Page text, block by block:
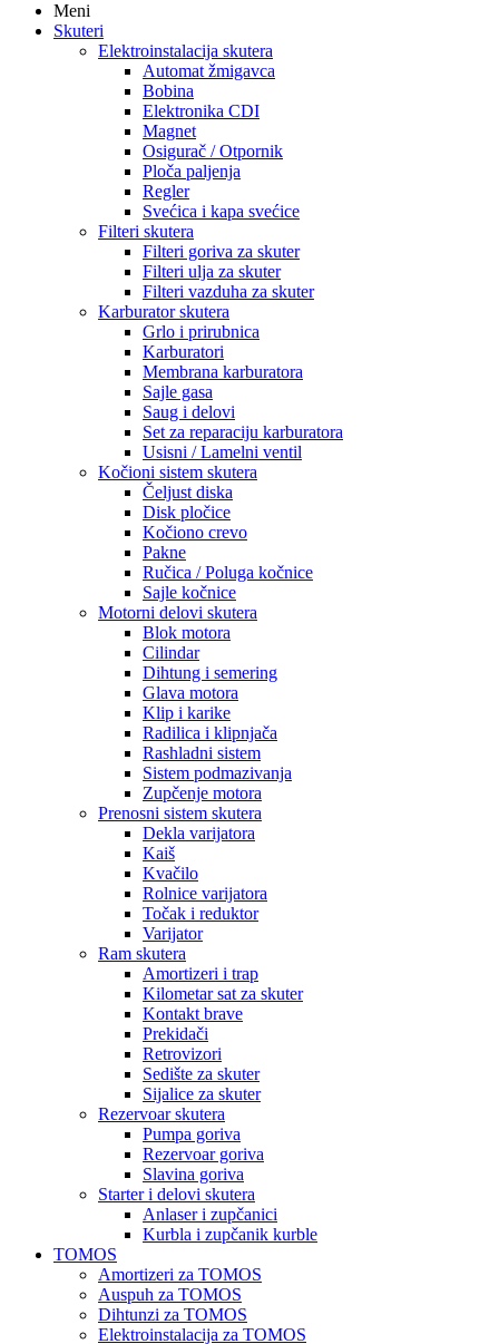
Meni
Skuteri
Elektroinstalacija skutera
Automat žmigavca
Bobina
Elektronika CDI
Magnet
Osigurač / Otpornik
Ploča paljenja
Regler
Svećica i kapa svećice
Filteri skutera
Filteri goriva za skuter
Filteri ulja za skuter
Filteri vazduha za skuter
Karburator skutera
Grlo i prirubnica
Karburatori
Membrana karburatora
Sajle gasa
Saug i delovi
Set za reparaciju karburatora
Usisni / Lamelni ventil
Kočioni sistem skutera
Čeljust diska
Disk pločice
Kočiono crevo
Pakne
Ručica / Poluga kočnice
Sajle kočnice
Motorni delovi skutera
Blok motora
Cilindar
Dihtung i semering
Glava motora
Klip i karike
Radilica i klipnjača
Rashladni sistem
Sistem podmazivanja
Zupčenje motora
Prenosni sistem skutera
Dekla varijatora
Kaiš
Kvačilo
Rolnice varijatora
Točak i reduktor
Varijator
Ram skutera
Amortizeri i trap
Kilometar sat za skuter
Kontakt brave
Prekidači
Retrovizori
Sedište za skuter
Sijalice za skuter
Rezervoar skutera
Pumpa goriva
Rezervoar goriva
Slavina goriva
Starter i delovi skutera
Anlaser i zupčanici
Kurbla i zupčanik kurble
TOMOS
Amortizeri za TOMOS
Auspuh za TOMOS
Dihtunzi za TOMOS
Elektroinstalacija za TOMOS